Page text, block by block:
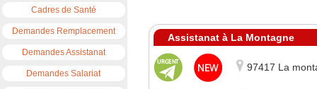
Cadres de Santé
Demandes Remplacement
Demandes Assistanat
Demandes Salariat
Assistanat à La Montagne
97417 La